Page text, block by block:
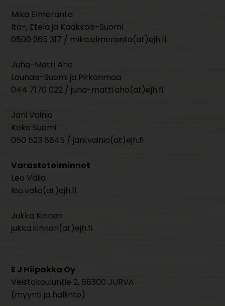
Mika Elmeranta
Itä-, Etelä ja Kaakkois-Suomi
0500 265 317 / mika.elmeranta(at)ejh.fi
Juha-Matti Aho
Lounais-Suomi ja Pirkanmaa
044 7170 022 / juha-matti.aho(at)ejh.fi
Jani Vainio
Koko Suomi
050 523 8845 / jani.vainio(at)ejh.fi
Varastotoiminnot
Leo Väliä
leo.valia(at)ejh.fi
Jukka Kinnari
jukka.kinnari(at)ejh.fi
E J Hiipakka Oy
Veistokouluntie 2, 66300 JURVA
(myynti ja hallinto)